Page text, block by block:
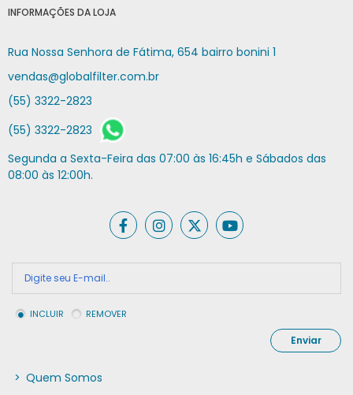
INFORMAÇÕES DA LOJA
Rua Nossa Senhora de Fátima, 654 bairro bonini 1
vendas@globalfilter.com.br
(55) 3322-2823
(55) 3322-2823
Segunda a Sexta-Feira das 07:00 às 16:45h e Sábados das
08:00 às 12:00h.
INCLUIR REMOVER
Enviar
> Quem Somos